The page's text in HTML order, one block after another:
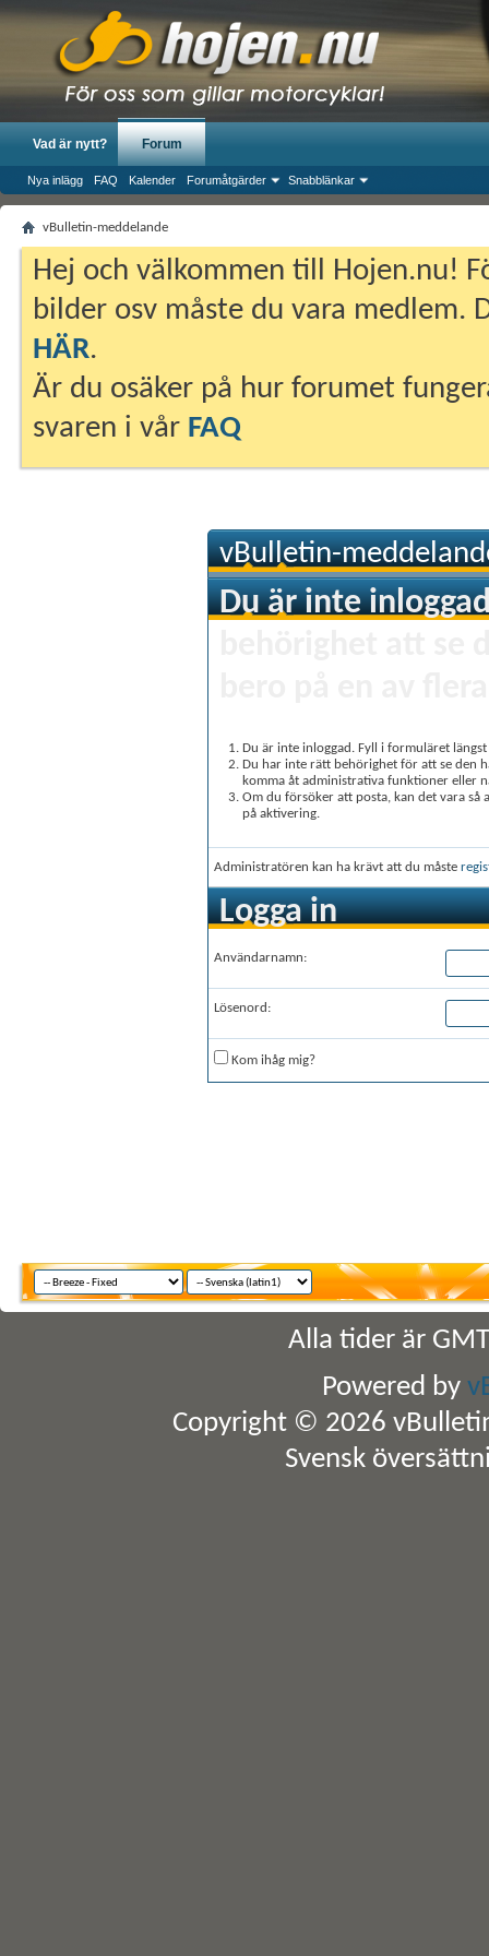
Vad är nytt? Forum
Nya inlägg FAQ Kalender Forumåtgärder Snabblänkar
vBulletin-meddelande
Hej och välkommen till Hojen.nu!
bilder osv måste du vara medlem.
HÄR.
Är du osäker på hur forumet
svaren i vår FAQ
vBulletin-
Du är inte
Du är inte inloggad. Fyll i formuläret
Du har inte rätt behörighet för att se den
komma åt administrativa funktioner eller
Om du försöker att posta, kan det vara
på aktivering.
Administratören kan ha krävt att du måste
Logga in
Användarnamn:
Lösenord:
Kom ihåg mig?
Alla tider är
Powered by
Copyright © 2026
Svensk